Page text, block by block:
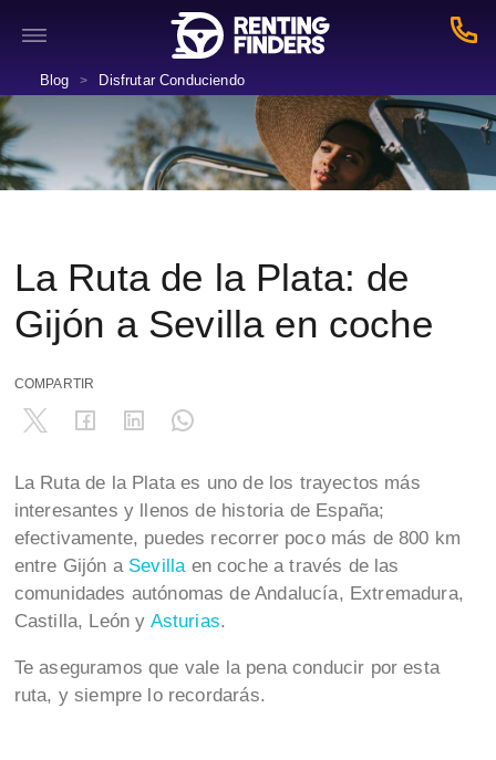
Blog > Disfrutar Conduciendo
La Ruta de la Plata: de
Gijón a Sevilla en coche
COMPARTIR
La Ruta de la Plata es uno de los trayectos más
interesantes y llenos de historia de España;
efectivamente, puedes recorrer poco más de 800 km
entre Gijón a Sevilla en coche a través de las
comunidades autónomas de Andalucía, Extremadura,
Castilla, León y Asturias.
Te aseguramos que vale la pena conducir por esta
ruta, y siempre lo recordarás.